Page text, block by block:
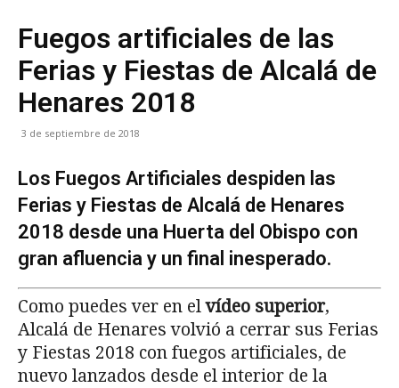
Fuegos artificiales de las
Ferias y Fiestas de Alcalá de
Henares 2018
3 de septiembre de 2018
Los Fuegos Artificiales despiden las
Ferias y Fiestas de Alcalá de Henares
2018 desde una Huerta del Obispo con
gran afluencia y un final inesperado.
Como puedes ver en elvídeo superior,
Alcalá de Henares volvió a cerrar sus Ferias
y Fiestas 2018 con fuegos artificiales, de
nuevo lanzados desde el interior de la